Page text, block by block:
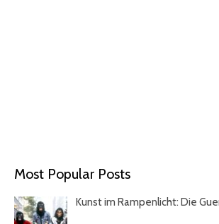
Most Popular Posts
Kunst im Rampenlicht: Die